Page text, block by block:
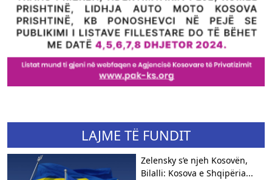
LAJME TË FUNDIT
Zelensky s’e njeh Kosovën,
Bilalli: Kosova e Shqipëria...